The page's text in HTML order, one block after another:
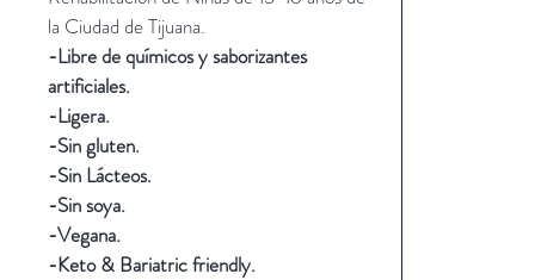
la Ciudad de Tijuana.
-Libre de químicos y saborizantes
artificiales.
-Ligera.
-Sin gluten.
-Sin Lácteos.
-Sin soya.
-Vegana.
-Keto & Bariatric friendly.